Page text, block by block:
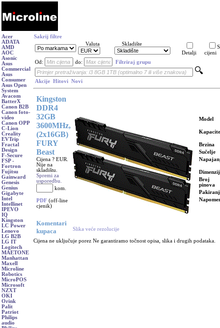
Acer
ADATA
AMD
AOC
Asonic
Asus
Commercial
Asus
Consumer
Asus Open
System
Avacom
BatterX
Canon B2B
Canon foto-
video
Canon OPP
C-Lion
Creality
EVTrip
Fractal
Design
F-Secure
FSP -
Fortron
Fujitsu
Gainward
Genesis
Genius
Gigabyte
Intel
Intellinet
IPEVO
IQ
Kingston
LC Power
Lenovo
LG B2B
LG IT
Logitech
MAETONE
Manhattan
Maxell
Microline
Robotics
MicroPOS
Microsoft
NZXT
OKI
Orink
Palit
Patriot
Philips
audio
Sakrij filtre
Valuta
Skladište
Detalji
cijeni
Od:
do: Filtriraj grupu
Akcije Hitovi Novi
Kingston
DDR4
32GB
3600MHz,
(2x16GB)
FURY
Beast
Cijena ? EUR.
Nije na
skladištu.
Spremi za
usporedbu.
kom.
PDF (off-line
cjenik)
Komentari
kupaca
Slika veće rezolucije
Model
Brzina
Sučelje
Broj
pinova
Cijena ne uključuje porez Ne garantiramo točnost opisa, slika i drugih podataka.